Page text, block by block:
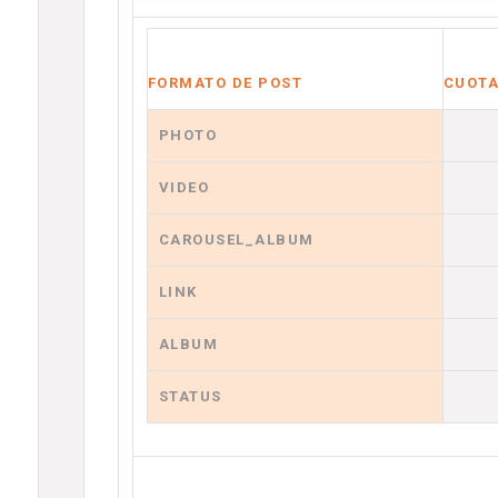
FORMATO DE POST
PHOTO
VIDEO
CAROUSEL_ALBUM
LINK
ALBUM
STATUS